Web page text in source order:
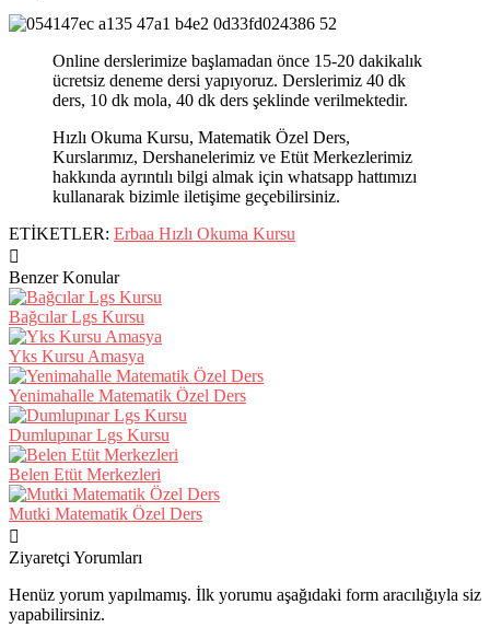
Online derslerimize başlamadan önce 15-20 dakikalık
ücretsiz deneme dersi yapıyoruz. Derslerimiz 40 dk
ders, 10 dk mola, 40 dk ders şeklinde verilmektedir.
Hızlı Okuma Kursu, Matematik Özel Ders,
Kurslarımız, Dershanelerimiz ve Etüt Merkezlerimiz
hakkında ayrıntılı bilgi almak için whatsapp hattımızı
kullanarak bizimle iletişime geçebilirsiniz.
ETİKETLER: Erbaa Hızlı Okuma Kursu
Benzer Konular
Bağcılar Lgs Kursu
Yks Kursu Amasya
Yenimahalle Matematik Özel Ders
Dumlupınar Lgs Kursu
Belen Etüt Merkezleri
Mutki Matematik Özel Ders
Ziyaretçi Yorumları
Henüz yorum yapılmamış. İlk yorumu aşağıdaki form aracılığıyla siz
yapabilirsiniz.